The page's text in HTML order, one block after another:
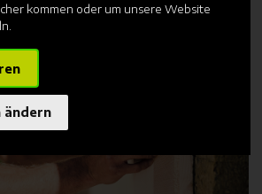
kommen oder um unsere Website
ändern